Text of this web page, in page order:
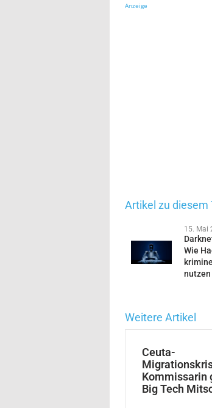
Anzeige
Artikel zu diesem
15. Mai
Wie
nutzen
Weitere Artikel
Ceuta-
Kommissarin
Big Tech